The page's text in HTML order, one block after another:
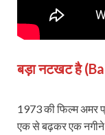
बड़ा नटखट है
1973 की फिल्म अमर
एक से बढ़कर एक नगीने